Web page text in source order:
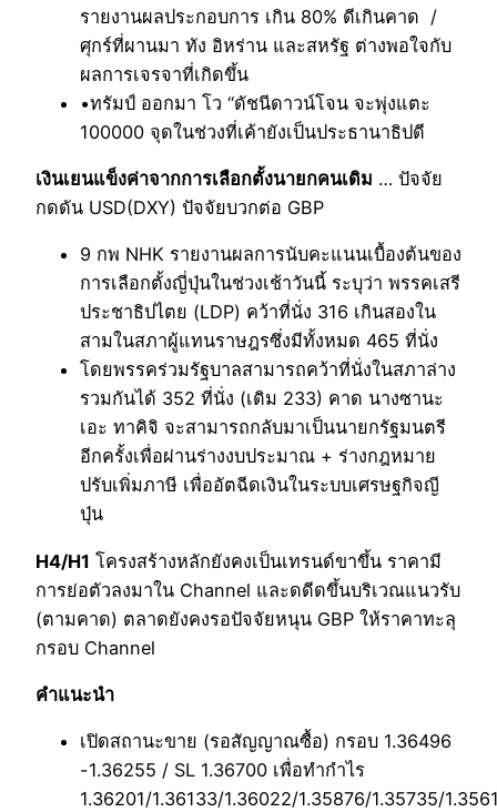
รายงานผลประกอบการ เกิน 80% ดีเกินคาด /
ศุกร์ที่ผานมา ทัง อิหร่าน และสหรัฐ ต่างพอใจกับ
ผลการเจรจาที่เกิดขึ้น
•ทรัมป์ ออกมา โว “ดัชนีดาวน์โจน จะพุ่งแตะ
100000 จุดในช่วงที่เค้ายังเป็นประธานาธิปดี
เงินเยนแข็งค่าจากการเลือกตั้งนายกคนเดิม … ปัจจัย
กดดัน USD(DXY) ปัจจัยบวกต่อ GBP
9 กพ NHK รายงานผลการนับคะแนนเบื้องต้นของ
การเลือกตั้งญี่ปุ่นในช่วงเช้าวันนี้ ระบุว่า พรรคเสรี
ประชาธิปไตย (LDP) คว้าที่นั่ง 316 เกินสองใน
สามในสภาผู้แทนราษฎรซึ่งมีทั้งหมด 465 ที่นั่ง
โดยพรรคร่วมรัฐบาลสามารถคว้าที่นั่งในสภาล่าง
รวมกันได้ 352 ที่นั่ง (เดิม 233) คาด นางซานะ
เอะ ทาคิจิ จะสามารถกลับมาเป็นนายกรัฐมนตรี
อีกครั้งเพื่อผ่านร่างงบประมาณ + ร่างกฎหมาย
ปรับเพิ่มภาษี เพื่ออัตฉีดเงินในระบบเศรษฐกิจญี
ปุ่น
H4/H1 โครงสร้างหลักยังคงเป็นเทรนด์ขาขึ้น ราคามี
การย่อตัวลงมาใน Channel และดดีดขึ้นบริเวณแนวรับ
(ตามคาด) ตลาดยังคงรอปัจจัยหนุน GBP ให้ราคาทะลุ
กรอบ Channel
คำแนะนำ
เปิดสถานะขาย (รอสัญญาณซื้อ) กรอบ 1.36496
-1.36255 / SL 1.36700 เพื่อทำกำไร
1.36201/1.36133/1.36022/1.35876/1.35735/